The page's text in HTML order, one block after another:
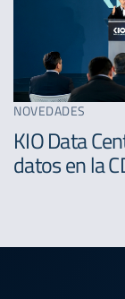
NOVEDADES
KIO Data
datos en la